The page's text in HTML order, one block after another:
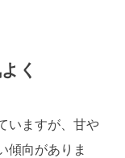
く
いますが、甘や
傾向がありま